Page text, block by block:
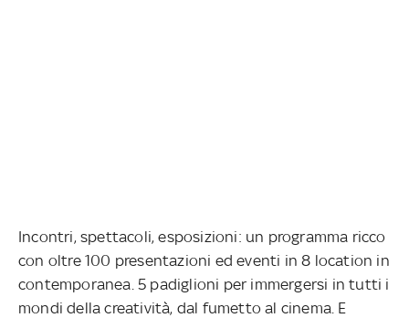
Incontri, spettacoli, esposizioni: un programma ricco
con oltre 100 presentazioni ed eventi in 8 location in
contemporanea. 5 padiglioni per immergersi in tutti i
mondi della creatività, dal fumetto al cinema. E